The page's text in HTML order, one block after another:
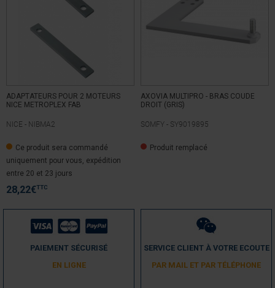
ADAPTATEURS POUR 2 MOTEURS
NICE METROPLEX FAB
NICE - NIBMA2
Ce produit sera commandé
uniquement pour vous, expédition
entre 20 et 23 jours
28,22€TTC
AXOVIA MULTIPRO - BRAS COUDE
DROIT (GRIS)
SOMFY - SY9019895
Produit remplacé
PAIEMENT SÉCURISÉ
EN LIGNE
SERVICE CLIENT À VOTRE ECOUTE
PAR MAIL ET PAR TÉLÉPHONE